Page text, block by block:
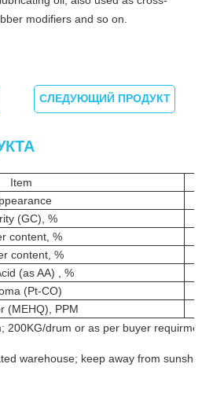
modifiers and so on.
СЛЕДУЮЩИЙ ПРОДУКТ
Item
(GC), %
content, %
content, %
(as AA) , %
(Pt-CO)
(MEHQ), PPM
200KG/drum or as per buyer
warehouse; keep away from